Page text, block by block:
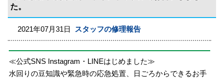
た。
2021年07月31日 スタッフの修理報告
≪公式SNS Instagram・LINEはじめました≫
水回りの豆知識や緊急時の応急処置、日ごろからできるお手